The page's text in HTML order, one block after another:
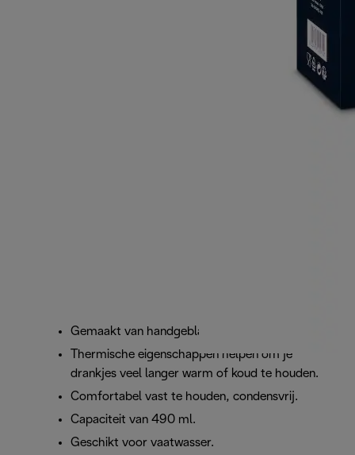
Gemaakt van handgeblazen borosilicaatglas.
Thermische eigenschappen helpen om je
drankjes veel langer warm of koud te houden.
Comfortabel vast te houden, condensvrij.
Capaciteit van 490 ml.
Geschikt voor vaatwasser.